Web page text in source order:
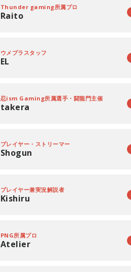
Thunder gaming所属プロ
Raito
ウメブラスタッフ
EL
忍ism Gaming所属選手・闘龍門主催
takera
プレイヤー・ストリーマー
Shogun
プレイヤー兼実況解説者
Kishiru
PNG所属プロ
Atelier